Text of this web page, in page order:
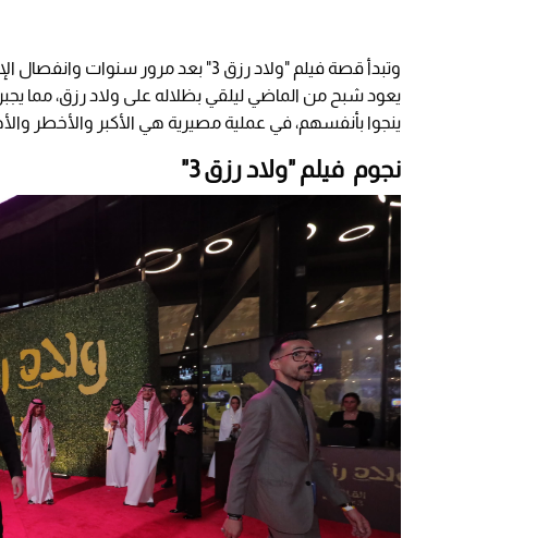
وتبدأ قصة فيلم "ولاد رزق 3" بعد مرور
يعود شبح من الماضي ليلقي بظلاله على ولاد رزق، مما
ينجوا بأنفسهم، في عملية مصيرية هي الأكبر والأخطر
نجوم فيلم "ولاد رزق 3"